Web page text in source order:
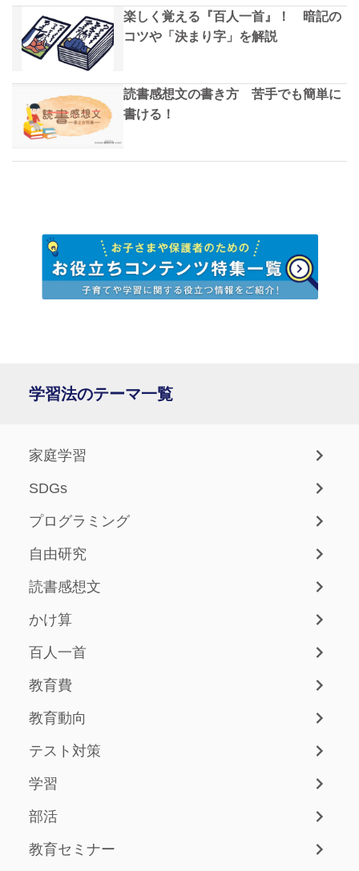
楽しく覚える『百人一首』！ 暗記の
コツや「決まり字」を解説
読書感想文の書き方 苦手でも簡単に
書ける！
学習法のテーマ一覧
家庭学習
SDGs
プログラミング
自由研究
読書感想文
かけ算
百人一首
教育費
教育動向
テスト対策
学習
部活
教育セミナー